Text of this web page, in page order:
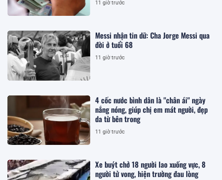
11 giờ trước
Messi nhận tin dữ: Cha Jorge Messi qua
đời ở tuổi 68
11 giờ trước
4 cốc nước bình dân là "chân ái" ngày
nắng nóng, giúp chị em mát người, đẹp
da từ bên trong
11 giờ trước
Xe buýt chở 18 người lao xuống vực, 8
người tử vong, hiện trường đau lòng